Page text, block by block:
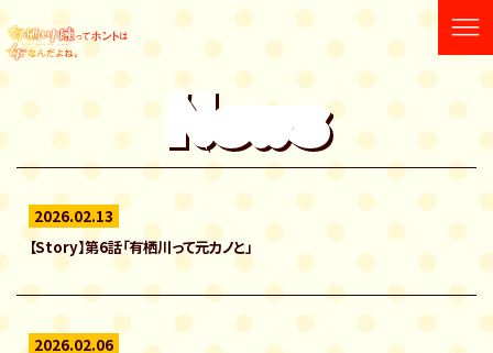
News
2026.02.13
【Story】第6話「有栖川って元カノと」
2026.02.06